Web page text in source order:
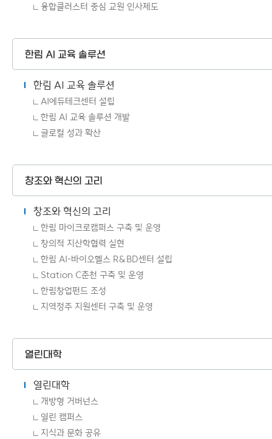
융합클러스터 중심 교원 인사제도
한림 AI 교육 솔루션
한림 AI 교육 솔루션
AI에듀테크센터 설립
한림 AI 교육 솔루션 개발
글로컬 성과 확산
창조와 혁신의 고리
창조와 혁신의 고리
한림 마이크로캠퍼스 구축 및 운영
창의적 지산학협력 실현
한림 AI-바이오헬스 R＆BD센터 설립
Station C춘천 구축 및 운영
한림창업펀드 조성
지역정주 지원센터 구축 및 운영
열린대학
열린대학
개방형 거버넌스
열린 캠퍼스
지식과 문화 공유